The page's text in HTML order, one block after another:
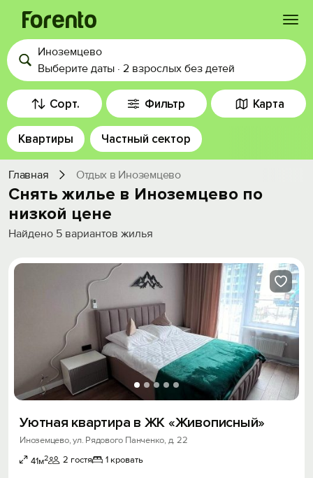
Войти
Избранное
История просмотра
Добавить свой объект
Иноземцево
Выберите даты · 2 взрослых без детей
Сорт. Фильтр Карта
Квартиры Частный сектор
Главная Отдых в Иноземцево
Снять жилье в Иноземцево по
низкой цене
Найдено 5 вариантов жилья
Уютная квартира в ЖК «Живописный»
Иноземцево, ул. Рядового Панченко, д. 22
41м2 2 гостя 1 кровать